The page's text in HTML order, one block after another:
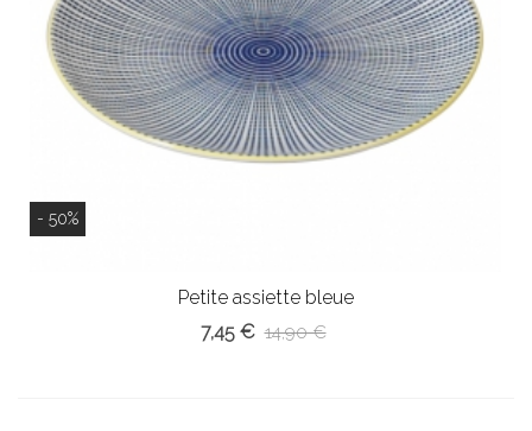
- 50%
Petite assiette bleue
7,45 € 14,90 €